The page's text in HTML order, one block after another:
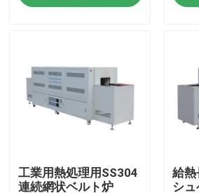
品質管理
Programtherm
高温マフル炉
工業用熱処理用SS304
連続網状ベルト炉
給熱
シ